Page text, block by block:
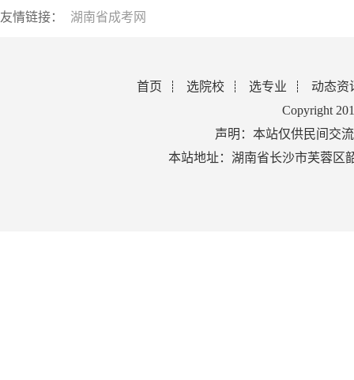
友情链接： 湖南省成考网
首页 选院校 选专业
动态资
Copyright
声明：本站仅供民间交
本站地址：湖南省长沙市芙蓉区